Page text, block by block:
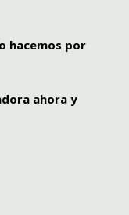
hacemos por
ahoray